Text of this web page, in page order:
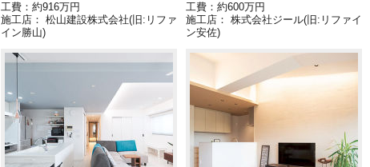
工費：約916万円
施工店： 松山建設株式会社(旧:リファ
イン勝山)
工費：約600万円
施工店： 株式会社ジール(旧:リファイ
ン安佐)